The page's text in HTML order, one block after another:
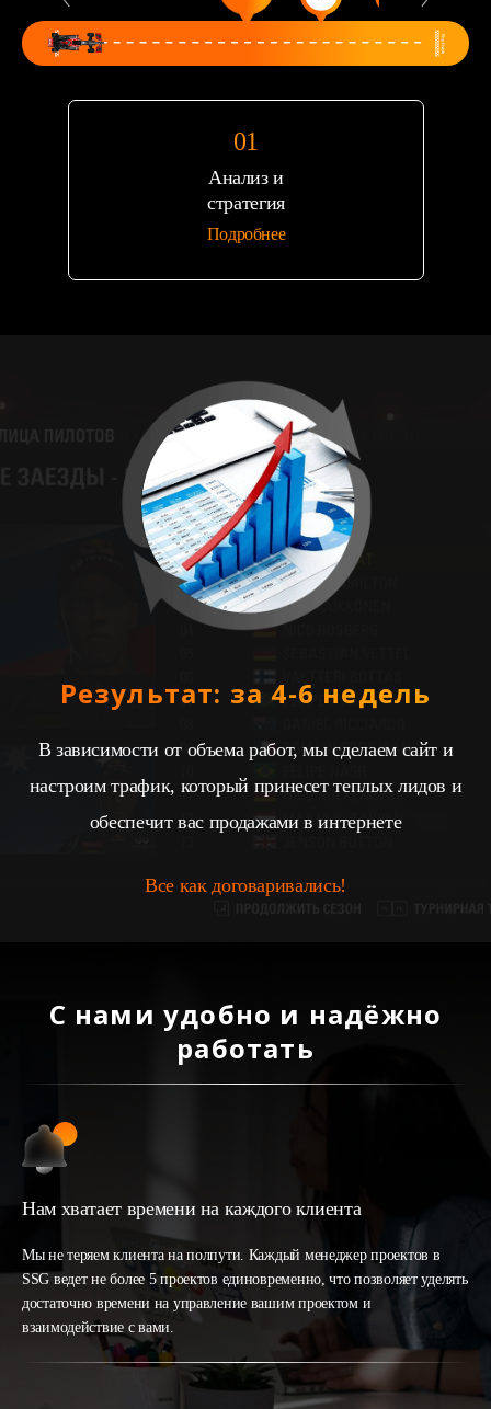
Анализ и
стратегия
Подробнее
Результат: за 4-6 недель
В зависимости от объема работ, мы сделаем сайт и
настроим трафик, который принесет теплых лидов и
обеспечит вас продажами в интернете
Все как договаривались!
С нами удобно и надёжно
работать
Нам хватает времени на каждого клиента
Мы не теряем клиента на полпути. Каждый менеджер проектов в
SSG ведет не более 5 проектов единовременно, что позволяет уделять
достаточно времени на управление вашим проектом и
взаимодействие с вами.